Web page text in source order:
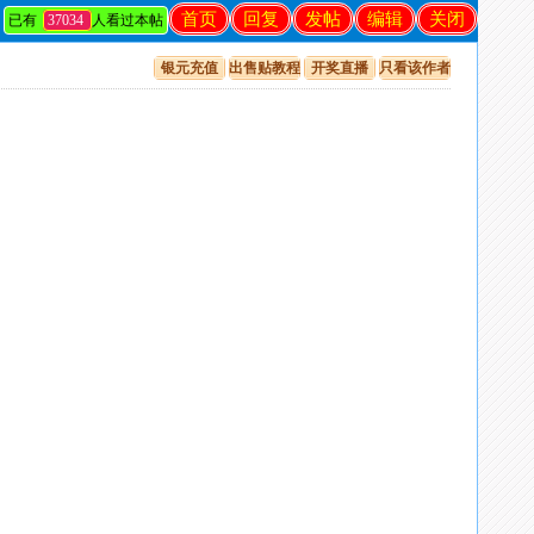
关闭
编辑
发帖
回复
首页
已有 37034 人看过本帖
银元充值 出售贴教程 开奖直播 只看该作者